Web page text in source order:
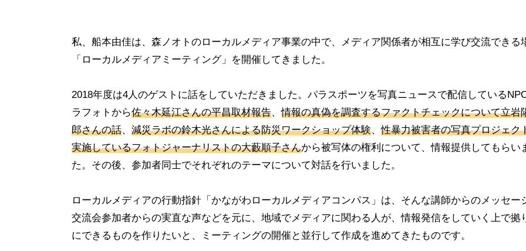
私、船本由佳は、森ノオトのローカルメディア事業の中で、メディア関係者が相互に学び交流できる
「ローカルメディアミーティング」を開催してきました。
2018年度は4人のゲストに話をしていただきました。パラスポーツを写真ニュースで配信している
ラフォトから佐々木延江さんの平昌取材報告、情報の真偽を調査するファクトチェックについて立岩
郎さんの話、 減災ラボの鈴木光さんによる防災ワークショップ体験、性暴力被害者の写真プロジェク
実施しているフォトジャーナリストの大藪順子さんから被写体の権利について、情報提供してもらい
た。その後、参加者同士でそれぞれのテーマについて対話を行いました。
ローカルメディアの行動指針「かながわローカルメディアコンパス」は、そんな講師からのメッセー
交流会参加者からの実直な声などを元に、地域でメディアに関わる人が、情報発信をしていく上で拠
にできるものを作りたいと、ミーティングの開催と並行して作成を進めてきたものです。